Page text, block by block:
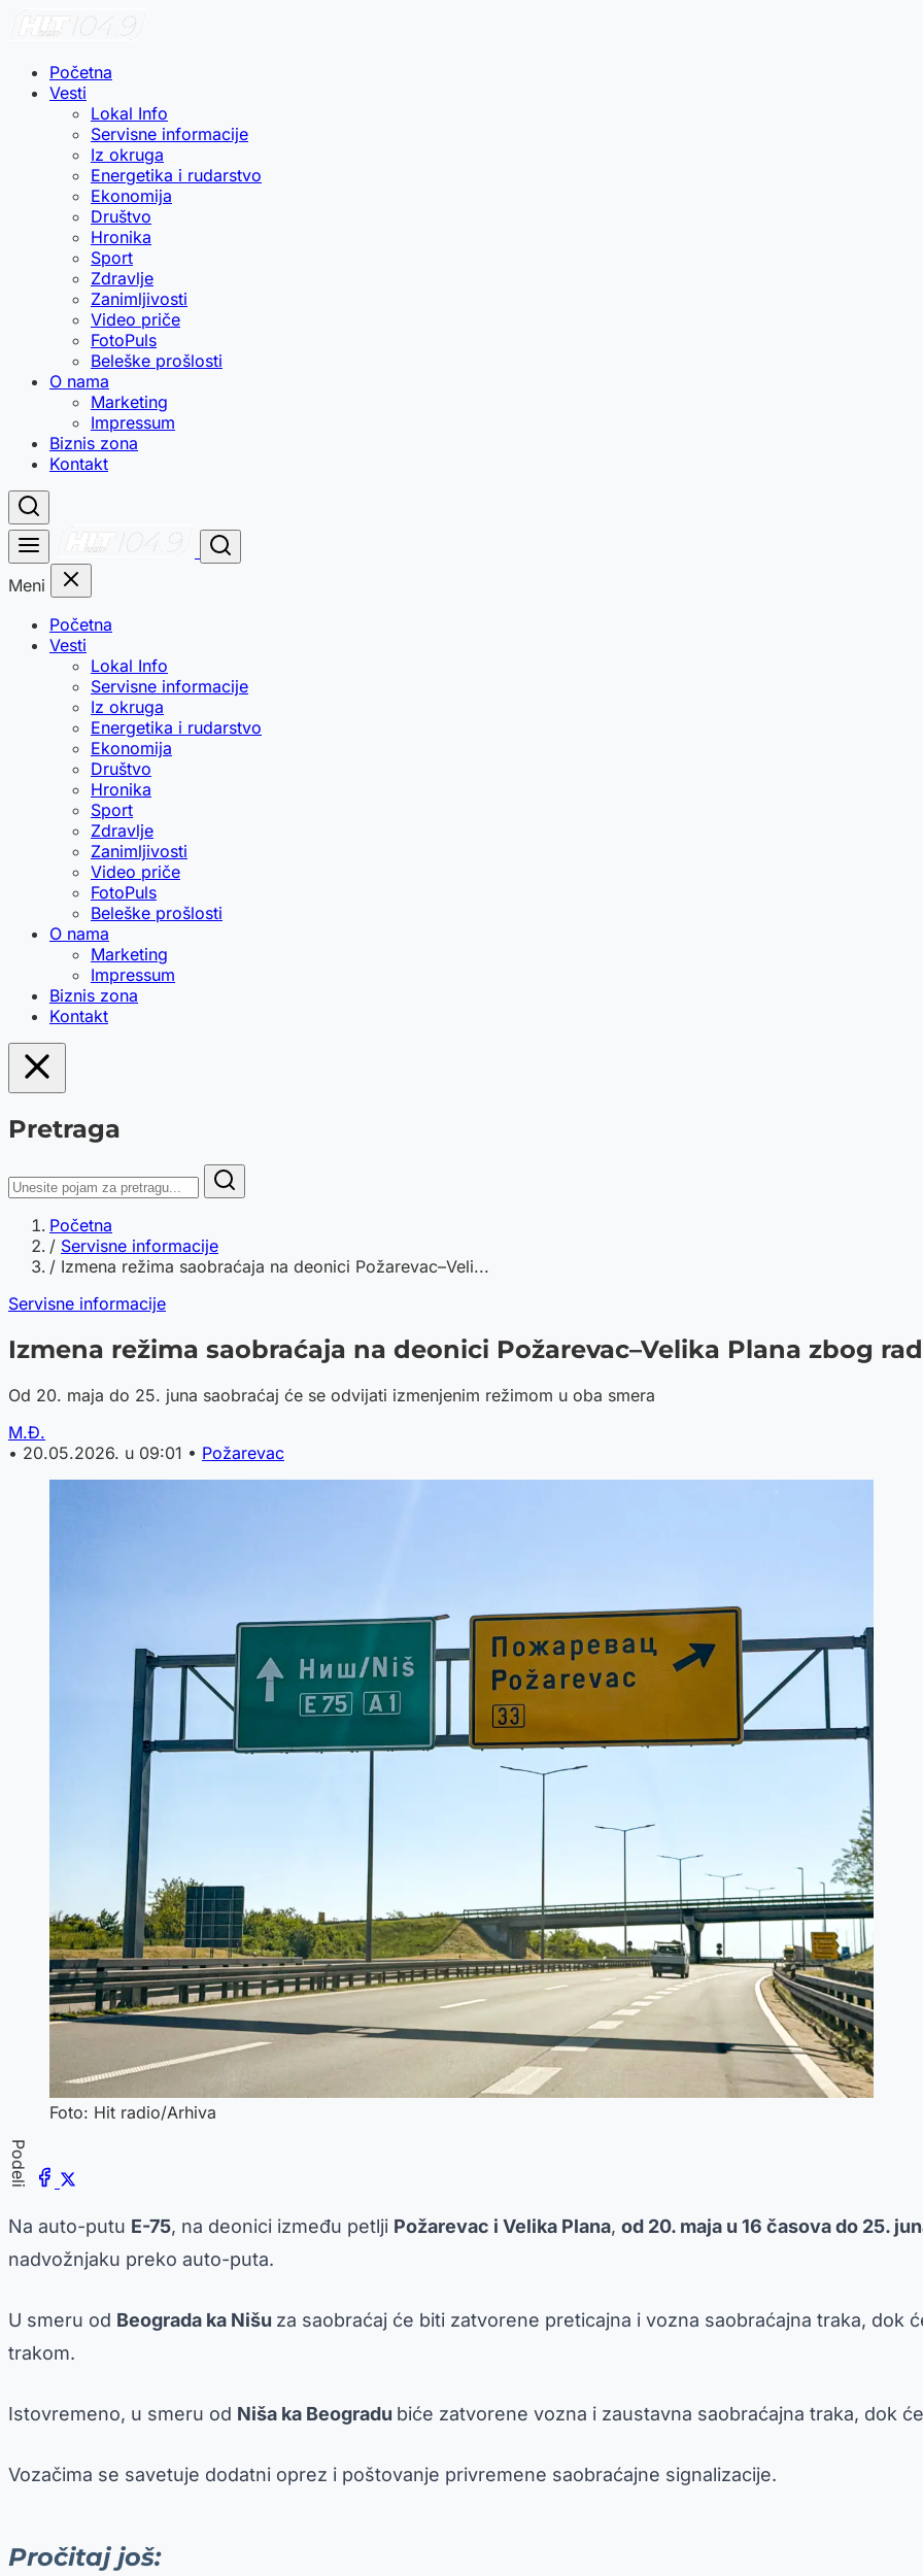
Početna
Vesti
Lokal Info
Servisne informacije
Iz okruga
Energetika i rudarstvo
Ekonomija
Društvo
Hronika
Sport
Zdravlje
Zanimljivosti
Video priče
FotoPuls
Beleške prošlosti
O nama
Marketing
Impressum
Biznis zona
Kontakt
Meni
Početna
Vesti
Lokal Info
Servisne informacije
Iz okruga
Energetika i rudarstvo
Ekonomija
Društvo
Hronika
Sport
Zdravlje
Zanimljivosti
Video priče
FotoPuls
Beleške prošlosti
O nama
Marketing
Impressum
Biznis zona
Kontakt
Pretraga
Početna
/ Servisne informacije
/ Izmena režima saobraćaja na deonici Požarevac–Veli...
Servisne informacije
Izmena režima saobraćaja na deonici Požarevac–Velika Plana zbog
Od 20. maja do 25. juna saobraćaj će se odvijati izmenjenim režimom u oba smera
M.Đ.
• 20.05.2026. u 09:01 • Požarevac
Foto: Hit radio/Arhiva
Podeli
Na auto-putu E-75, na deonici između petlji Požarevac i Velika Plana, od 20. maja u 16 časova do 25.
nadvožnjaku preko auto-puta.
U smeru od Beograda ka Nišu za saobraćaj će biti zatvorene preticajna i vozna saobraćajna traka, dok
trakom.
Istovremeno, u smeru od Niša ka Beogradu biće zatvorene vozna i zaustavna saobraćajna traka, dok
Vozačima se savetuje dodatni oprez i poštovanje privremene saobraćajne signalizacije.
Pročitaj još: